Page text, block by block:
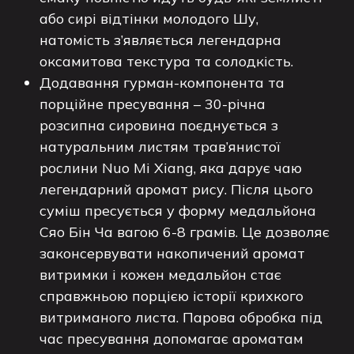
або сирі відтінки молодого Шу,
натомість з’являється легендарна
оксамитова текстура та солодкість.
Додавання гурман-компонента та
порційне пресування – 30-річна
розсипна сировина поєднується з
натуральним листям трав’янистої
рослини Nuo Mi Xiang, яка дарує чаю
легендарний аромат рису. Після цього
суміш пресується у форму медальйона
Сяо Бін Ча вагою 6-8 грамів. Це дозволяє
законсервувати накопичений аромат
витримки і кожен медальйон стає
справжньою порцією історії крихкого
витриманого листа. Парова обробка під
час пресування допомагає ароматам